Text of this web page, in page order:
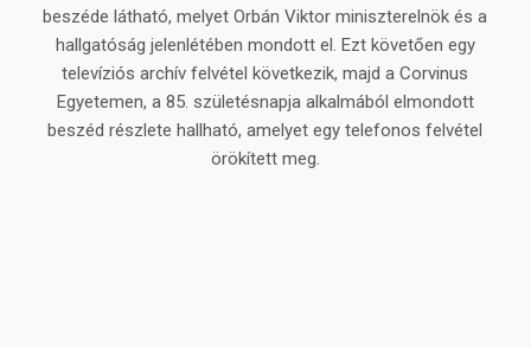
beszéde látható, melyet Orbán Viktor miniszterelnök és a
hallgatóság jelenlétében mondott el. Ezt követően egy
televíziós archív felvétel következik, majd a Corvinus
Egyetemen, a 85. születésnapja alkalmából elmondott
beszéd részlete hallható, amelyet egy telefonos felvétel
örökített meg.